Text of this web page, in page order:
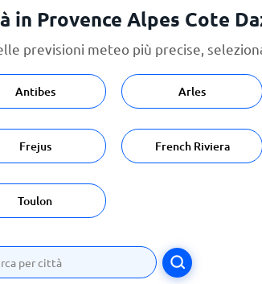
in Provence Alpes Cote
previsioni meteo più precise,
Antibes Arles
Frejus French Riviera
Toulon